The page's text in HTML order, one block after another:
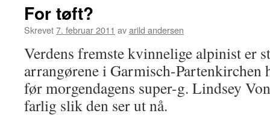
For tøft?
Skrevet7. februar 2011 avarild andersen
Verdens fremste kvinnelige alpinist er
arrangørene i Garmisch-Partenkirchen
før morgendagens super-g. Lindsey
farlig slik den ser ut nå.